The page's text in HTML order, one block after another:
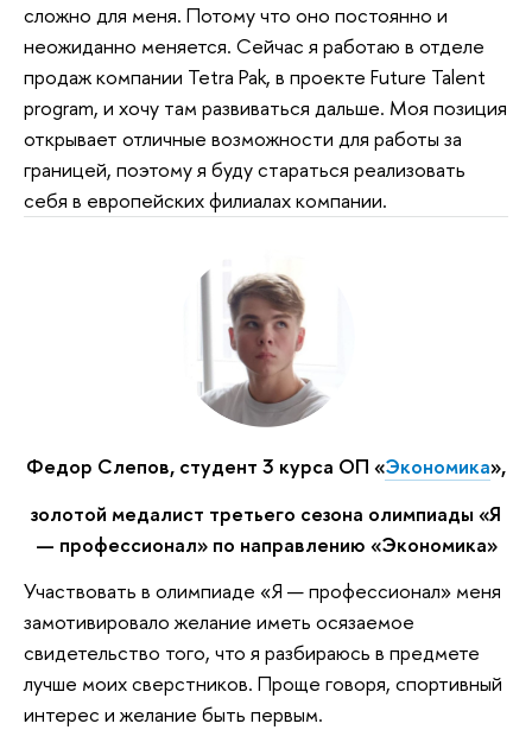
сложно для меня. Потому что оно постоянно и
неожиданно меняется. Сейчас я работаю в отделе
продаж компании Tetra Pak, в проекте Future Talent
program, и хочу там развиваться дальше. Моя позиция
открывает отличные возможности для работы за
границей, поэтому я буду стараться реализовать
себя в европейских филиалах компании.
Федор Слепов, студент 3 курса ОП «Экономика»,
золотой медалист третьего сезона олимпиады «Я
— профессионал» по направлению «Экономика»
Участвовать в олимпиаде «Я — профессионал» меня
замотивировало желание иметь осязаемое
свидетельство того, что я разбираюсь в предмете
лучше моих сверстников. Проще говоря, спортивный
интерес и желание быть первым.